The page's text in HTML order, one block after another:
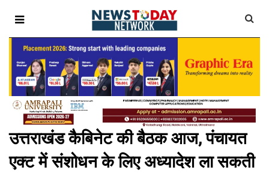
उत्तराखंड कैबिनेट की बैठक आज, पंचायत
एक्ट में संशोधन के लिए अध्यादेश ला सकती